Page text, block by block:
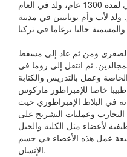
وكتاباته تأثيرا كبيرا في الطب الغربي لمدة 1300 عام، ولد في العام
وتوفي في العام 200م. ولد لأب وأم يونانيين في مدينة
الصغرى ومن ثم عاد إلى مسقط
ثم انتقل إلى روما في
الخاصة وعمل بالتدريس والكتابة
خاصا للإمبراطور ماركوس
في البلاط الإمبراطوري حيث
التجارب وعمليات التشريح على
لأعضاء مثل الكلية والحبل
عمل هذه الأعضاء في جسم
الإنسان.